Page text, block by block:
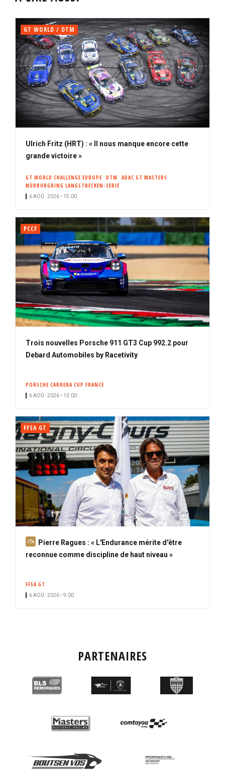
GT WORLD / DTM
Ulrich Fritz (HRT) : « Il nous manque encore cette
grande victoire »
GT WORLD CHALLENGE EUROPE DTM
ADAC GT MASTERS
NÜRBURGRING LANGSTRECKEN-SERIE
6 AOÛ. 2026 • 15:00
PCCF
Trois nouvelles Porsche 911 GT3 Cup 992.2 pour
Debard Automobiles by Racetivity
PORSCHE CARRERA CUP FRANCE
6 AOÛ. 2026 • 13:00
FFSA GT
A
b
Pierre Ragues : « L'Endurance mérite d'être
reconnue comme discipline de haut niveau »
FFSA GT
6 AOÛ. 2026 • 9:00
PARTENAIRES